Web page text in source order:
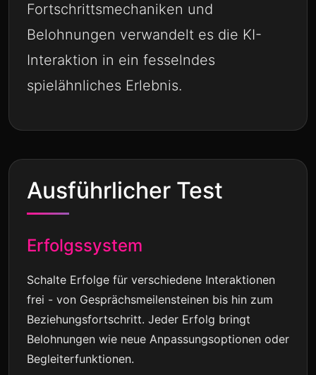
Fortschrittsmechaniken und
Belohnungen verwandelt es die KI-
Interaktion in ein fesselndes
spielähnliches Erlebnis.
Ausführlicher Test
Erfolgssystem
Schalte Erfolge für verschiedene Interaktionen
frei - von Gesprächsmeilensteinen bis hin zum
Beziehungsfortschritt. Jeder Erfolg bringt
Belohnungen wie neue Anpassungsoptionen oder
Begleiterfunktionen.